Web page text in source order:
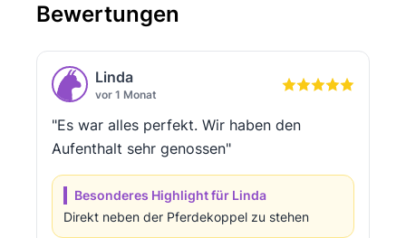
Bewertungen
Linda
vor 1 Monat
"Es war alles perfekt. Wir haben den
Aufenthalt sehr genossen"
Besonderes Highlight für Linda
Direkt neben der Pferdekoppel zu stehen